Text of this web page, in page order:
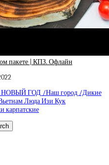
пакете | КПЗ. Офлайн
НОВЫЙ ГОД /Наш город /Дикие
Люда Изи Кук
карпатские